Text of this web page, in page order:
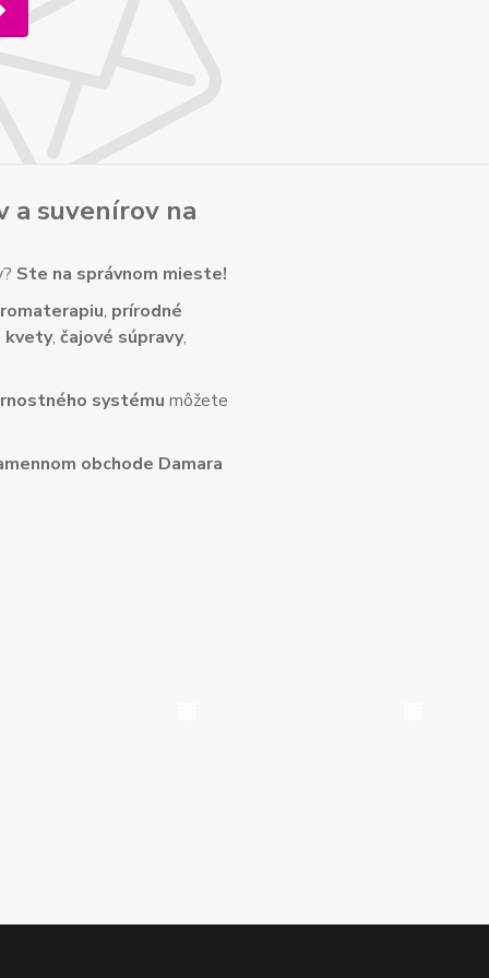
a suvenírov na
Ste na správnom mieste!
, prírodné
kvety, čajové súpravy,
systému môžete
obchode Damara